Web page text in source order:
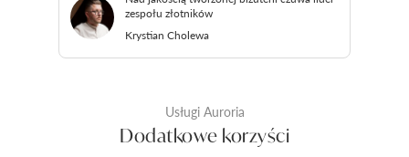
zespołu złotników
Krystian Cholewa
Usługi Auroria
Dodatkowe korzyści